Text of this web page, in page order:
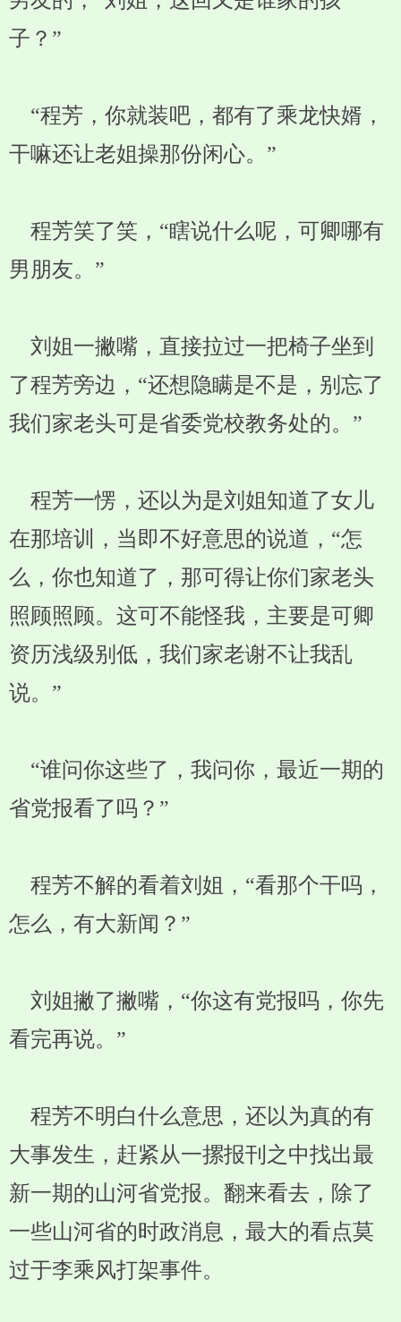
子？”
“程芳，你就装吧，都有了乘龙快婿，
干嘛还让老姐操那份闲心。”
程芳笑了笑，“瞎说什么呢，可卿哪有
男朋友。”
刘姐一撇嘴，直接拉过一把椅子坐到
了程芳旁边，“还想隐瞒是不是，别忘了
我们家老头可是省委党校教务处的。”
程芳一愣，还以为是刘姐知道了女儿
在那培训，当即不好意思的说道，“怎
么，你也知道了，那可得让你们家老头
照顾照顾。这可不能怪我，主要是可卿
资历浅级别低，我们家老谢不让我乱
说。”
“谁问你这些了，我问你，最近一期的
省党报看了吗？”
程芳不解的看着刘姐，“看那个干吗，
怎么，有大新闻？”
刘姐撇了撇嘴，“你这有党报吗，你先
看完再说。”
程芳不明白什么意思，还以为真的有
大事发生，赶紧从一摞报刊之中找出最
新一期的山河省党报。翻来看去，除了
一些山河省的时政消息，最大的看点莫
过于李乘风打架事件。